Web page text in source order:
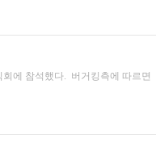
에 참석했다. ​ 버거킹측에 따르면